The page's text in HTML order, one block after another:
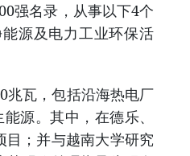
强名录，从事以下4个
源及电力工业环保活
兆瓦，包括沿海热电厂
源。其中，在德乐、
；并与越南大学研究